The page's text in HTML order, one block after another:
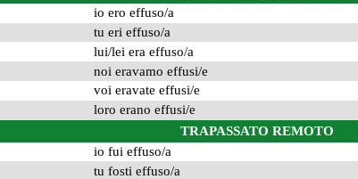
io ero effuso/a
tu eri effuso/a
lui/lei era effuso/a
noi eravamo effusi/e
voi eravate effusi/e
loro erano effusi/e
TRAPASSATO REMOTO
io fui effuso/a
tu fosti effuso/a